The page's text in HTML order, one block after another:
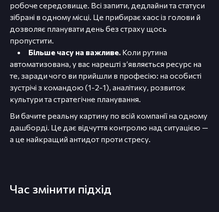
робоче середовище. Всі запити, дедлайни та статуси
зібрані в одному місці. Це прибирає хаос із голови й
дозволяє планувати день без страху щось
пропустити.
Більше часу на важливе. Коли рутина
автоматизована, у вас нарешті з’являється ресурс на
те, заради чого ви прийшли в професію: на особисті
зустрічі з командою (1-2-1), аналітику, розвиток
культури та стратегічне планування.
Ви бачите реальну картину по всій компанії на одному
дашборді. Це дає відчуття контролю над ситуацією —
а це найкращий антидот проти стресу.
Час змінити підхід